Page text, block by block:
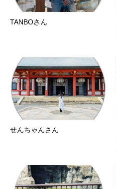
TANBOさん
せんちゃんさん